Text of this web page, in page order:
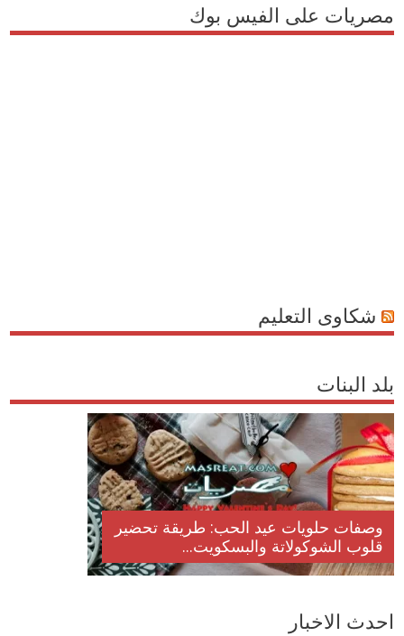
مصريات على الفيس بوك
شكاوى التعليم
بلد البنات
وصفات حلويات عيد الحب: طريقة تحضير
قلوب الشوكولاتة والبسكويت...
احدث الاخبار